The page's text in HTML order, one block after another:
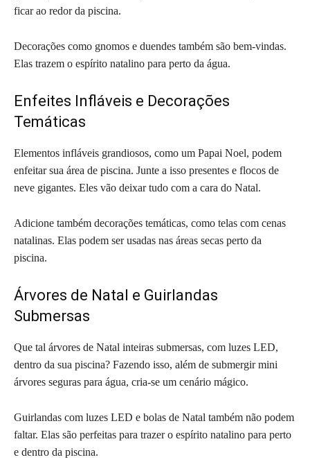
ficar ao redor da piscina.
Decorações como gnomos e duendes também são bem-vindas.
Elas trazem o espírito natalino para perto da água.
Enfeites Infláveis e Decorações
Temáticas
Elementos infláveis grandiosos, como um Papai Noel, podem
enfeitar sua área de piscina. Junte a isso presentes e flocos de
neve gigantes. Eles vão deixar tudo com a cara do Natal.
Adicione também decorações temáticas, como telas com cenas
natalinas. Elas podem ser usadas nas áreas secas perto da
piscina.
Árvores de Natal e Guirlandas
Submersas
Que tal árvores de Natal inteiras submersas, com luzes LED,
dentro da sua piscina? Fazendo isso, além de submergir mini
árvores seguras para água, cria-se um cenário mágico.
Guirlandas com luzes LED e bolas de Natal também não podem
faltar. Elas são perfeitas para trazer o espírito natalino para perto
e dentro da piscina.